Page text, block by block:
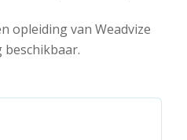
opleiding van Weadvize
beschikbaar.